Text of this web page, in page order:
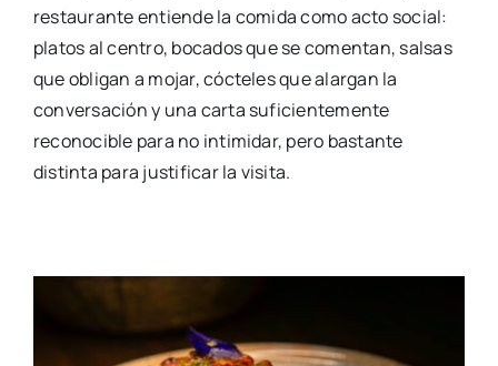
restaurante entiende la comida como acto social:
platos al centro, bocados que se comentan, salsas
que obligan a mojar, cócteles que alargan la
conversación y una carta suficientemente
reconocible para no intimidar, pero bastante
distinta para justificar la visita.